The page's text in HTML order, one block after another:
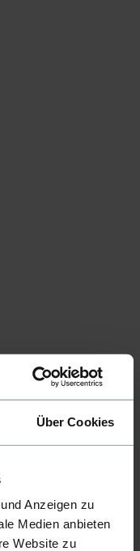
Über Cookies
Anzeigen zu
Medien anbieten
Website zu
IM